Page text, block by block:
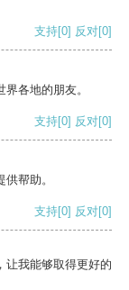
支持[0] 反对[0]
各地的朋友。
支持[0] 反对[0]
帮助。
支持[0] 反对[0]
让我能够取得更好的